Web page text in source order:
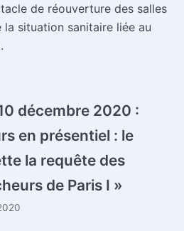
de réouverture des salles
situation sanitaire liée au
décembre 2020 :
en présentiel : le
la requête des
de Paris I »